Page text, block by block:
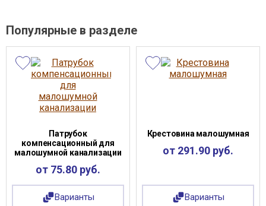
Популярные в разделе
Патрубок
компенсационный для
малошумной канализации
от 75.80 руб.
Варианты
Крестовина малошумная
от 291.90 руб.
Варианты